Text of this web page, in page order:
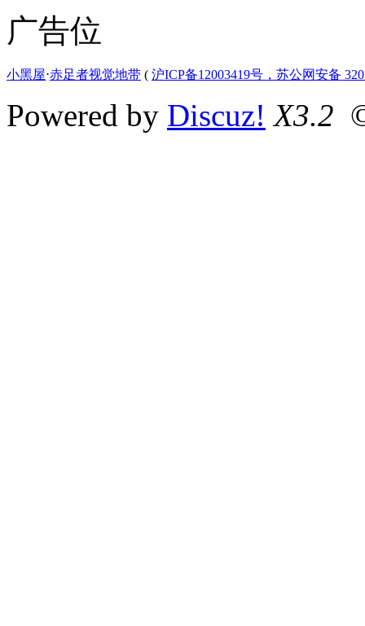
广告位
小黑屋⋅赤足者视觉地带 ( 沪ICP备12003419号，苏公网安备
Powered by Discuz! X3.2